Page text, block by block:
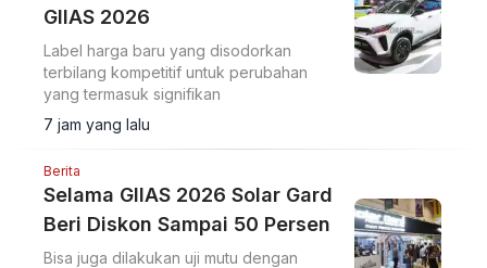
GIIAS 2026
Label harga baru yang disodorkan
terbilang kompetitif untuk perubahan
yang termasuk signifikan
7 jam yang lalu
Berita
Selama GIIAS 2026 Solar Gard
Beri Diskon Sampai 50 Persen
Bisa juga dilakukan uji mutu dengan